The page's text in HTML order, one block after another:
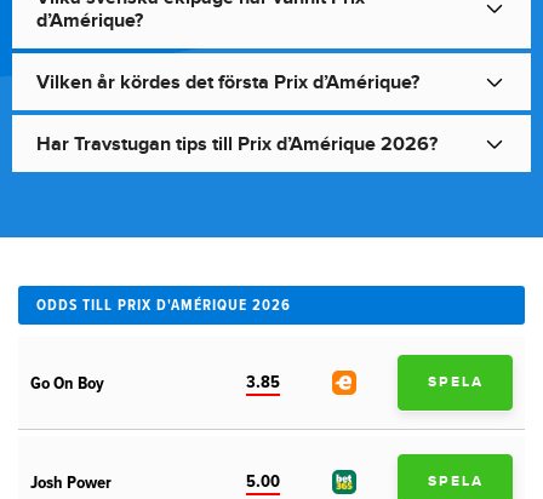
d’Amérique?
Vilken år kördes det första Prix d’Amérique?
Har Travstugan tips till Prix d’Amérique 2026?
ODDS TILL PRIX D'AMÉRIQUE 2026
Go On Boy 3.85 SPELA
Josh Power 5.00 SPELA